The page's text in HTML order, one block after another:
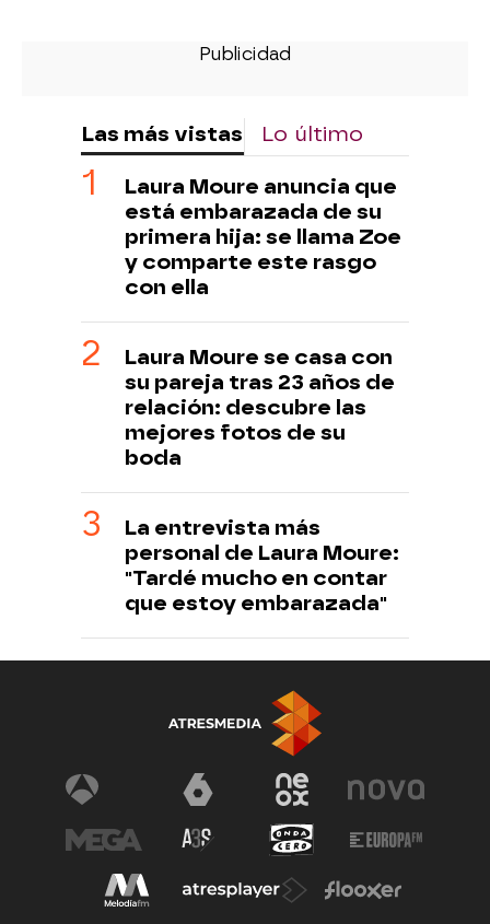
Las más vistas Lo último
Laura Moure anuncia que
está embarazada de su
primera hija: se llama Zoe
y comparte este rasgo
con ella
Laura Moure se casa con
su pareja tras 23 años de
relación: descubre las
mejores fotos de su
boda
La entrevista más
personal de Laura Moure:
"Tardé mucho en contar
que estoy embarazada"